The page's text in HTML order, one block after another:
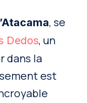
, se
Dedos, un
dans la
est